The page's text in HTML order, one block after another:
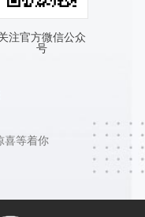
注官方微信公众
号
喜等着你